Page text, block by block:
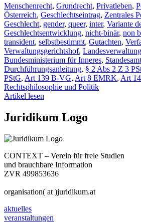
Menschenrecht, Grundrecht, Privatleben,
Österreich, Geschlechtseintrag, Zentrales
Geschlecht, gender, queer, inter, Variante
Geschlechtsentwicklung, nicht-binär, non
transident, selbstbestimmt, Gutachten,
Verwaltungsgerichtshof,
Bundesministerium für Inneres, Standesamt
Durchführungsanleitung, § 2 Abs 2 Z 3
PStG, Art 139 B-VG, Art 8 EMRK, Art
Rechtsphilosophie und Politik
Artikel lesen
Juridikum Logo
CONTEXT – Verein für freie Studien
und brauchbare Information
ZVR 499853636
organisation( at )juridikum.at
aktuelles
veranstaltungen